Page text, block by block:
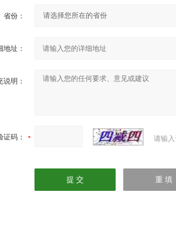
省份：
地址：
说明：
证码： 请输